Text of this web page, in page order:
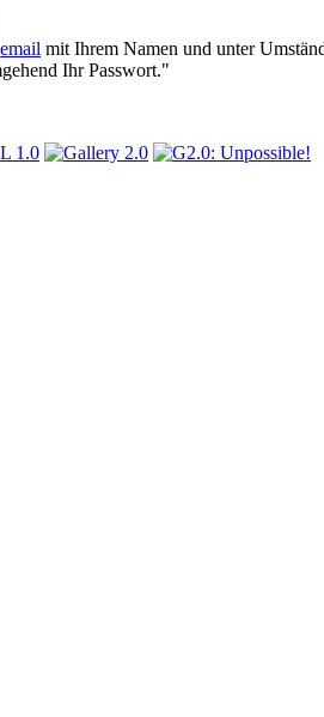
email mit Ihrem Namen und unter
Ihr Passwort."